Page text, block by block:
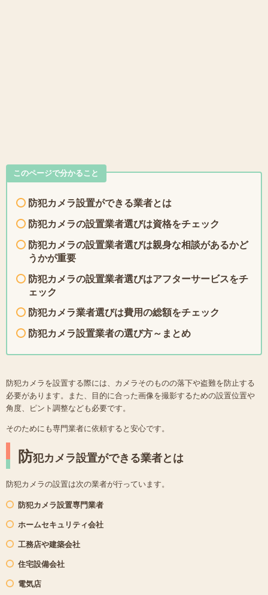
このページで分かること
防犯カメラ設置ができる業者とは
防犯カメラの設置業者選びは資格をチェック
防犯カメラの設置業者選びは親身な相談があるかど
うかが重要
防犯カメラの設置業者選びはアフターサービスをチ
ェック
防犯カメラ業者選びは費用の総額をチェック
防犯カメラ設置業者の選び方～まとめ
防犯カメラを設置する際には、カメラそのものの落下や盗難を防止する
必要があります。また、目的に合った画像を撮影するための設置位置や
角度、ピント調整なども必要です。
そのためにも専門業者に依頼すると安心です。
防犯カメラ設置ができる業者とは
防犯カメラの設置は次の業者が行っています。
防犯カメラ設置専門業者
ホームセキュリティ会社
工務店や建築会社
住宅設備会社
電気店